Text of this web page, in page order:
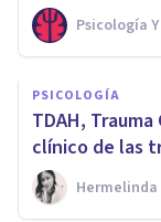
Psicología
PSICOLOGÍA
TDAH,
clínico de las
Hermelinda